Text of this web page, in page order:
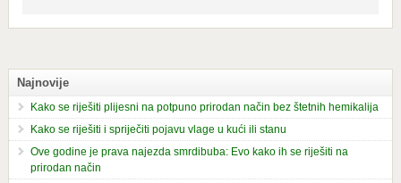
Najnovije
Kako se riješiti plijesni na potpuno prirodan način bez štetnih hemikalija
Kako se riješiti i spriječiti pojavu vlage u kući ili stanu
Ove godine je prava najezda smrdibuba: Evo kako ih se riješiti na
prirodan način